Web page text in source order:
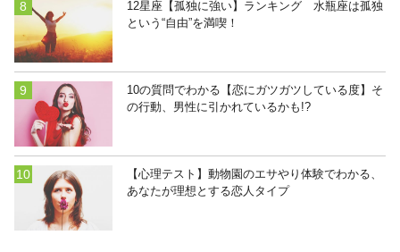
12星座【孤独に強い】ランキング 水瓶座は孤独
という“自由”を満喫！
10の質問でわかる【恋にガツガツしている度】そ
の行動、男性に引かれているかも!?
【心理テスト】動物園のエサやり体験でわかる、
あなたが理想とする恋人タイプ